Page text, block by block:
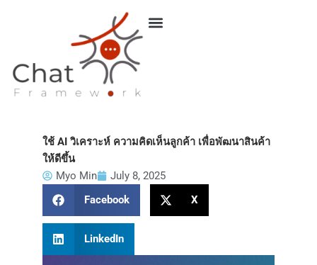
ใช้ AI วิเคราะห์ ความคิดเห็นลูกค้า เพื่อพัฒนาสินค้า
ให้ดีขึ้น
Myo Min
July 8, 2025
Facebook
X
LinkedIn